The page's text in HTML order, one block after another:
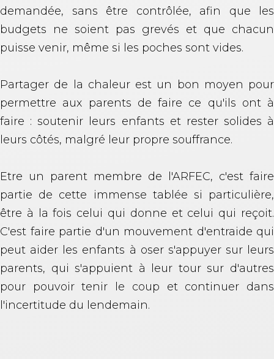
demandée, sans être contrôlée, afin que les
budgets ne soient pas grevés et que chacun
puisse venir, même si les poches sont vides.
Partager de la chaleur est un bon moyen pour
permettre aux parents de faire ce qu'ils ont à
faire : soutenir leurs enfants et rester solides à
leurs côtés, malgré leur propre souffrance.
Etre un parent membre de l'ARFEC, c'est faire
partie de cette immense tablée si particulière,
être à la fois celui qui donne et celui qui reçoit.
C'est faire partie d'un mouvement d'entraide qui
peut aider les enfants à oser s'appuyer sur leurs
parents, qui s'appuient à leur tour sur d'autres
pour pouvoir tenir le coup et continuer dans
l'incertitude du lendemain.